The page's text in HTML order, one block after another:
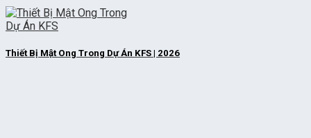
Thiết Bị Mật Ong Trong Dự Án KFS | 2026